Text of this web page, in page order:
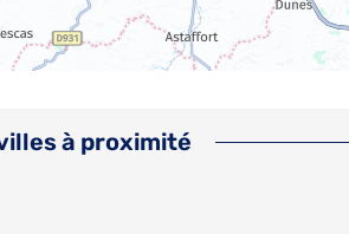
à proximité